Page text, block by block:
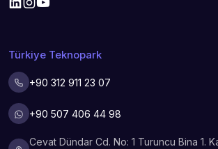
Türkiye Teknopark
+90 312 911 23 07
+90 507 406 44 98
Cevat Dündar Cd. No: 1 Turuncu Bina 1.